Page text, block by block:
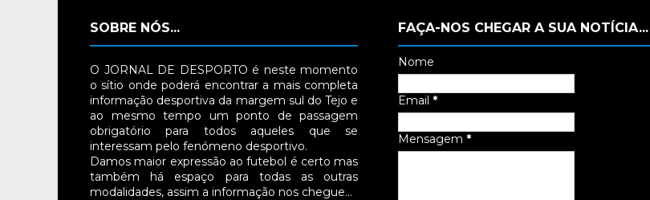
SOBRE NÓS...
O JORNAL DE DESPORTO é neste momento
o sítio onde poderá encontrar a mais completa
informação desportiva da margem sul do Tejo e
ao mesmo tempo um ponto de passagem
obrigatório para todos aqueles que se
interessam pelo fenómeno desportivo.
Damos maior expressão ao futebol é certo mas
também há espaço para todas as outras
modalidades, assim a informação nos chegue…
FAÇA-NOS CHEGAR A SUA NOTÍCIA...
Nome
Email *
Mensagem *